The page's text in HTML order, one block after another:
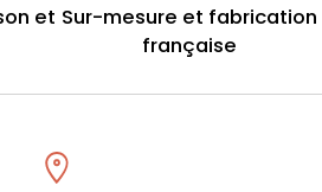
et Sur-mesure et fabrication
française